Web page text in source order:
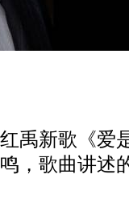
新歌《爱
，歌曲讲述